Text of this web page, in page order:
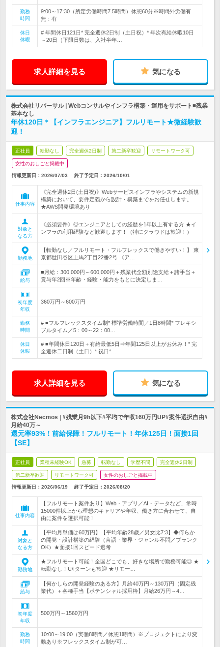
勤務
時間
9:00～17:30（所定労働時間7.5時間）休憩60分※時間外労働有
無：有
休日
休暇
# 年間休日121日* 完全週休2日制（土日祝）* 年次有給休暇10日
～20日（下限日数は、入社半年…
求人詳細を見る 気になる
株式会社リバーサル | Webコンサルやインフラ構築・運用をサポート■残業
基本なし
年休120日＊【インフラエンジニア】フルリモート★微経験歓
迎！
正社員 転勤なし 完全週休2日制 第二新卒歓迎 リモートワーク可
女性のおしごと掲載中
情報更新日：2026/07/03 終了予定日： 2026/10/01
仕事内容
《完全週休2日(土日祝)》Webサービスインフラやシステムの新規
構築において、要件定義から設計・構築までをお任せします。
★AWS開発環境あり
対象と
なる方
《必須要件》◎エンジニアとしての経歴を1年以上有する方 ★イ
ンフラの利用経験など歓迎します！（特にクラウドは歓迎！）
勤務地
【転勤なし／フルリモート・フルフレックスで働きやすい！】 東
京都世田谷区上馬2丁目22番2号 《ア…
給与
■月給：300,000円～600,000円＋残業代全額別途支給＋諸手当＋
賞与年2回※年齢・経験・能力をもとに決定しま…
初年度
年収
360万円～600万円
勤務
時間
# ■フルフレックスタイム制* 標準労働時間／1日8時間* フレキシ
ブルタイム／5：00～22：00…
休日
休暇
# ■年間休日120日＋有給最低5日⇒年間125日以上がお休み！* 完
全週休二日制（土日）* 祝日*…
求人詳細を見る 気になる
株式会社Necmos | #残業月9h以下#平均で年収160万円UP#案件選択自由#
月給40万～
還元率93%！前給保障！フルリモート！年休125日！面接1回
【SE】
正社員 業種未経験OK 急募 転勤なし 学歴不問 完全週休2日制
第二新卒歓迎 リモートワーク可 女性のおしごと掲載中
情報更新日：2026/06/19 終了予定日： 2026/08/20
仕事内容
【フルリモート案件あり】Web・アプリ／AI・データなど、常時
15000件以上から理想のキャリアや年収、働き方に合わせて、自
由に案件を選択可能！
対象と
なる方
【平均月単価は60万円】【平均年齢28歳／男女比7:3】◆何らか
の開発・設計構築の経験（言語・業界・ジャンル不問／ブランク
OK）★面接1回スピード選考
勤務地
★フルリモート可能！全国どこでも、好きな場所で勤務可能◎ ★
転勤なし！U/Iターンも歓迎 ★リモー…
給与
【何かしらの開発経験のある方】月給40万円～130万円（固定残
業代）＋各種手当【ポテンシャル採用枠】月給26万円～4…
初年度
年収
500万円～1560万円
勤務
時間
10:00～19:00（実働8時間／休憩1時間）※プロジェクトにより変
動あり※フレックスタイム制が可…